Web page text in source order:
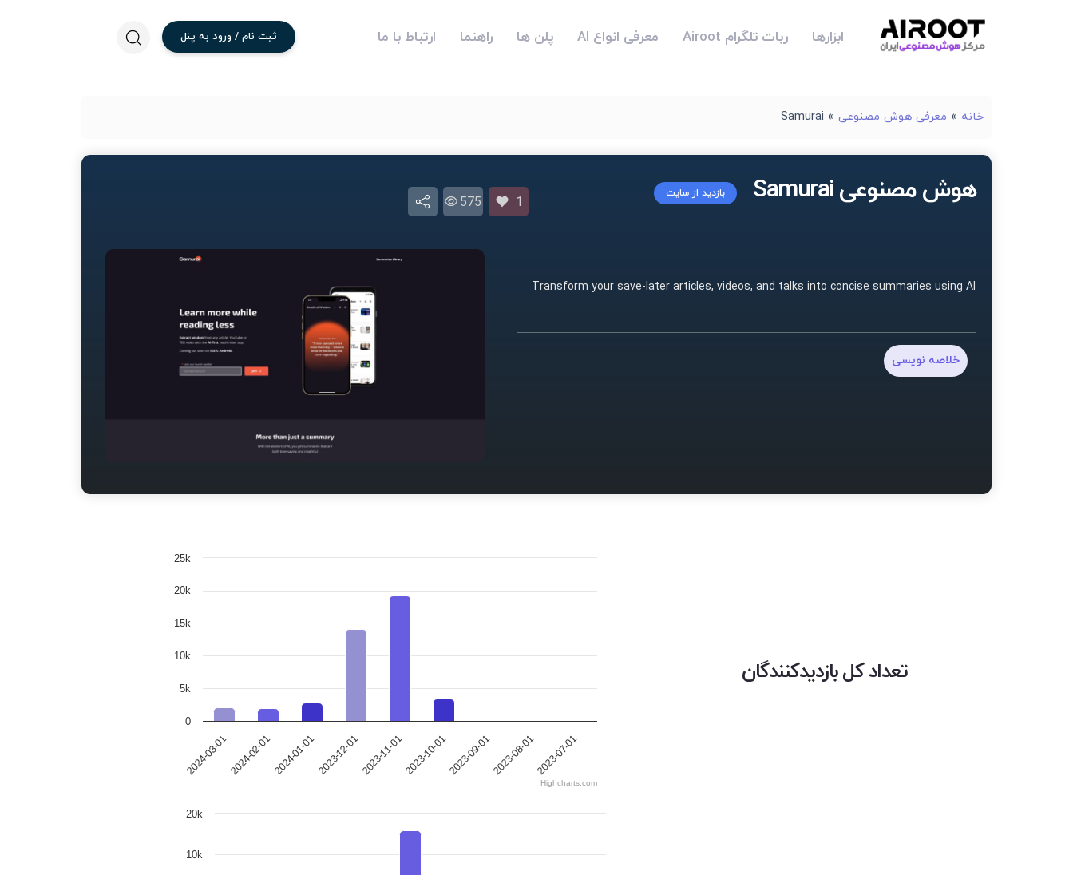
ابزارها ربات تلگرام Airoot معرفی انواع AI پلن ها راهنما ارتباط با ما ثبت نام / ورود به پنل
خانه » معرفی هوش مصنوعی »
Samurai
هوش مصنوعی Samurai بازدید از سایت
1
575
Transform your save-later articles, videos, and talks into concise summaries using AI
خلاصه نویسی
تعداد کل بازدیدکنندگان
2024-03-012024-02-012024-01-012023-12-012023-11-012023-10-012023-09-012023-08-012023-07-01
0
5k
10k
15k
20k
25k
Highcharts.com
10k
20k